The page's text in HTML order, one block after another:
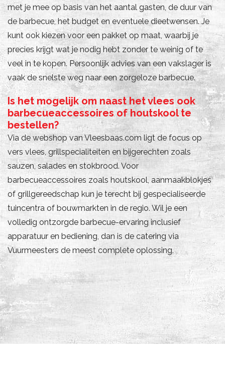
met je mee op basis van het aantal gasten, de duur van
de barbecue, het budget en eventuele dieetwensen. Je
kunt ook kiezen voor een pakket op maat, waarbij je
precies krijgt wat je nodig hebt zonder te weinig of te
veel in te kopen. Persoonlijk advies van een vakslager is
vaak de snelste weg naar een zorgeloze barbecue.
Is het mogelijk om naast het vlees ook
barbecueaccessoires of houtskool te
bestellen?
Via de webshop van Vleesbaas.com ligt de focus op
vers vlees, grillspecialiteiten en bijgerechten zoals
sauzen, salades en stokbrood. Voor
barbecueaccessoires zoals houtskool, aanmaakblokjes
of grillgereedschap kun je terecht bij gespecialiseerde
tuincentra of bouwmarkten in de regio. Wil je een
volledig ontzorgde barbecue-ervaring inclusief
apparatuur en bediening, dan is de catering via
Vuurmeesters de meest complete oplossing.